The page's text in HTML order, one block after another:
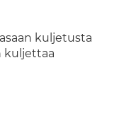
kuljetusta
kuljettaa